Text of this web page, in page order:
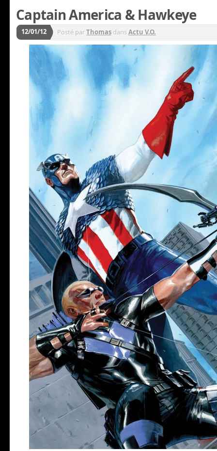
Captain America & Hawkeye
12/01/12 Posté parThomas dansActu V.O.